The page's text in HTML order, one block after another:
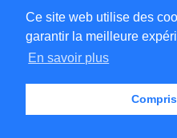
Ce site web utilise des
garantir la meilleure
En savoir plus
Compris
Liste
ServeursMinecraft.org classe ses
premium,serveur Freebuild
© serveursminecraft.org 2014-2026